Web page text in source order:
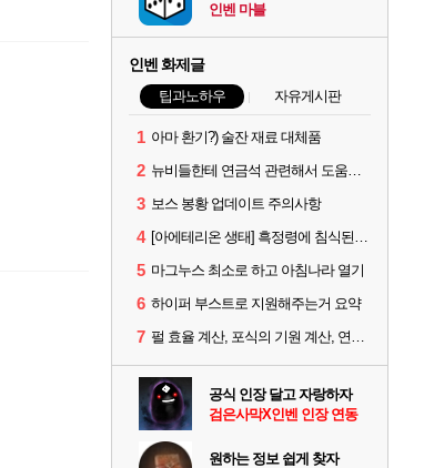
인벤 마블
인벤 화제글
팁과노하우 자유게시판
1 아마 환기?) 술잔 재료 대체품
2 뉴비들한테 연금석 관련해서 도움이 될까해서..(벨의심장 등)
3 보스 봉황 업데이트 주의사항
4 [아에테리온 생태] 흑정령에 침식된 검사/용병
5 마그누스 최소로 하고 아침나라 열기
6 하이퍼 부스트로 지원해주는거 요약
7 펄 효율 계산, 포식의 기원 계산, 연금석 계산 사이트 공유
공식 인장 달고 자랑하자
검은사막X인벤 인장 연동
원하는 정보 쉽게 찾자